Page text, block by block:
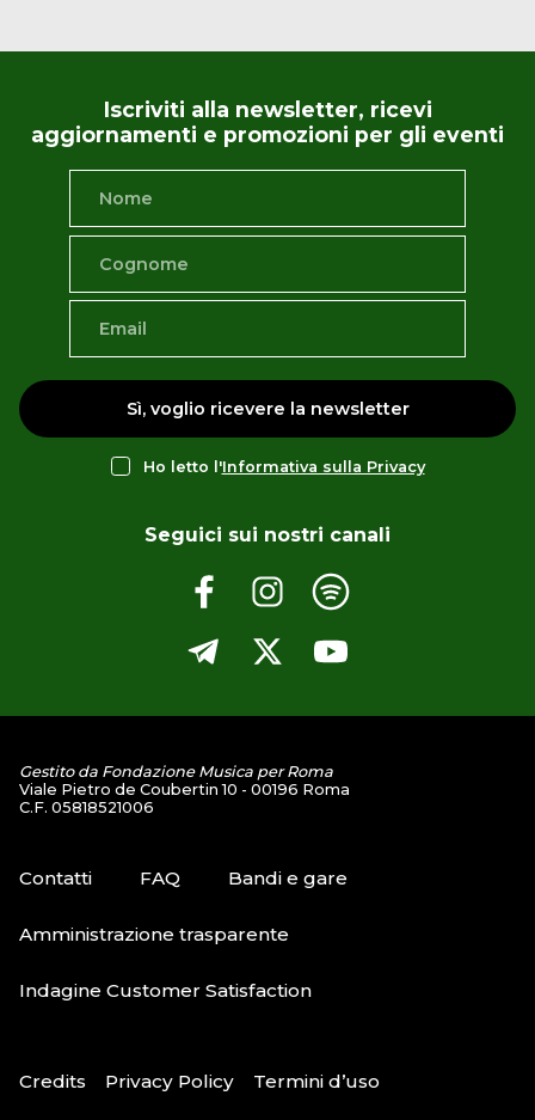
Iscriviti alla newsletter, ricevi
aggiornamenti e promozioni per gli eventi
Sì, voglio ricevere la newsletter
Ho letto l'Informativa sulla Privacy
Seguici sui nostri canali
Gestito da Fondazione Musica per Roma
Viale Pietro de Coubertin 10 - 00196 Roma
C.F. 05818521006
Contatti FAQ Bandi e gare
Amministrazione trasparente
Indagine Customer Satisfaction
Credits Privacy Policy Termini d’uso